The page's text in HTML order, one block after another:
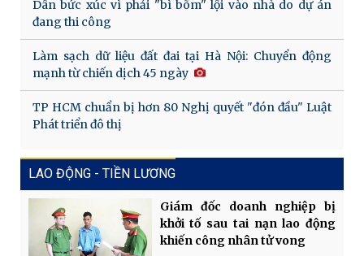
Dân bức xúc vì phải "bì bõm" lội vào nhà do dự án
đang thi công
Làm sạch dữ liệu đất đai tại Hà Nội: Chuyển động
mạnh từ chiến dịch 45 ngày
TP HCM chuẩn bị hơn 80 Nghị quyết "đón đầu" Luật
Phát triển đô thị
LAO ĐỘNG - TIỀN LƯƠNG
Giám đốc doanh nghiệp bị
khởi tố sau tai nạn lao động
khiến công nhân tử vong